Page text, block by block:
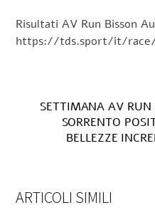
Risultati AV Run Bisson
https://tds.sport/it/race/
SETTIMANA AV RUN
SORRENTO
BELLEZZE
ARTICOLI SIMILI